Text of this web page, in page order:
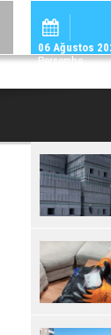
06 Ağustos
Perşembe
ESKI